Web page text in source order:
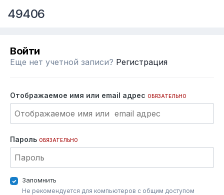
49406
Войти
Еще нет учетной записи? Регистрация
Отображаемое имя или email адрес ОБЯЗАТЕЛЬНО
Пароль ОБЯЗАТЕЛЬНО
Запомнить
Не рекомендуется для компьютеров с общим доступом